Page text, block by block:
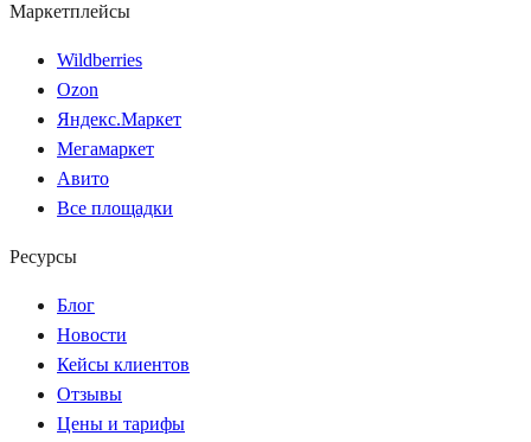
Маркетплейсы
Wildberries
Ozon
Яндекс.Маркет
Мегамаркет
Авито
Все площадки
Ресурсы
Блог
Новости
Кейсы клиентов
Отзывы
Цены и тарифы